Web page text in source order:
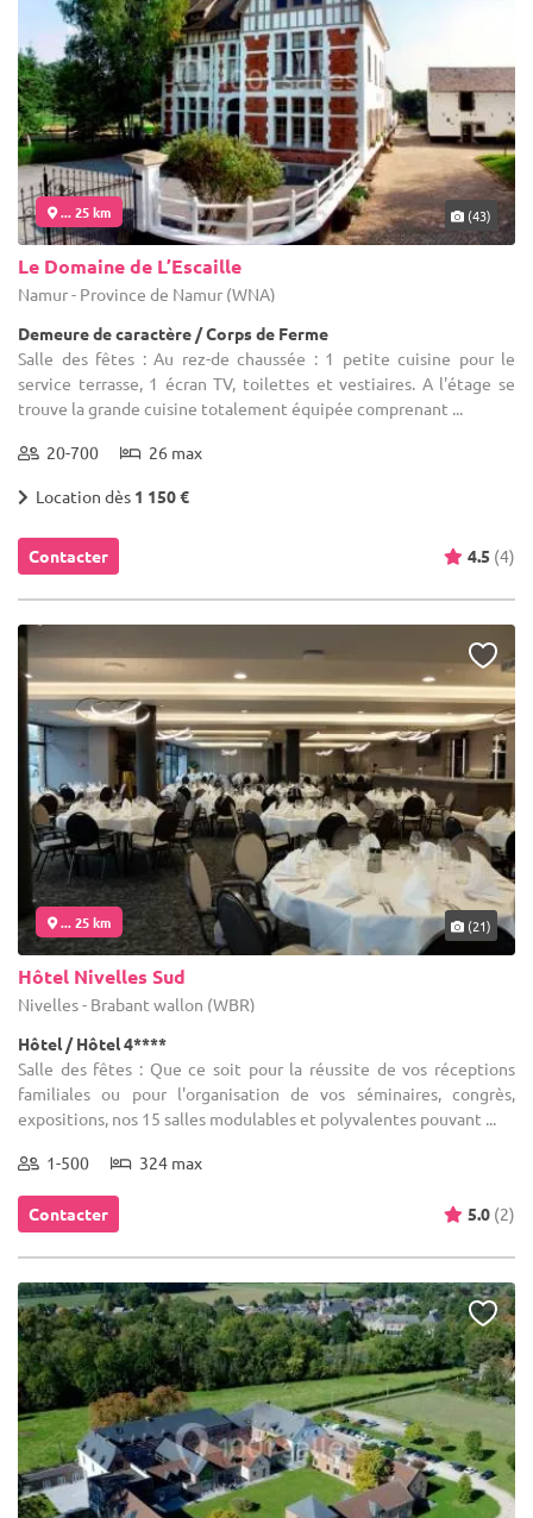
... 25 km (43)
Le Domaine de L’Escaille
Namur - Province de Namur (WNA)
Demeure de caractère / Corps de Ferme
Salle des fêtes : Au rez-de chaussée : 1 petite cuisine pour le
service terrasse, 1 écran TV, toilettes et vestiaires. A l'étage se
trouve la grande cuisine totalement équipée comprenant ...
20-700 26 max
Location dès 1 150 €
Contacter 4.5 (4)
... 25 km (21)
Hôtel Nivelles Sud
Nivelles - Brabant wallon (WBR)
Hôtel / Hôtel 4****
Salle des fêtes : Que ce soit pour la réussite de vos réceptions
familiales ou pour l'organisation de vos séminaires, congrès,
expositions, nos 15 salles modulables et polyvalentes pouvant ...
1-500 324 max
Contacter 5.0 (2)